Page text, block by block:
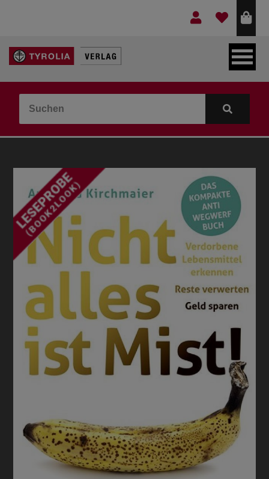
LEBEN & GLAUBE
KINDER- & JUGENDBUCH
VERLAG
IDEEN & BEGLEITMATERIAL